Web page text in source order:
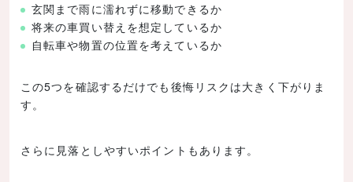
玄関まで雨に濡れずに移動できるか
将来の車買い替えを想定しているか
自転車や物置の位置を考えているか
この5つを確認するだけでも後悔リスクは大きく下がりま
す。
さらに見落としやすいポイントもあります。